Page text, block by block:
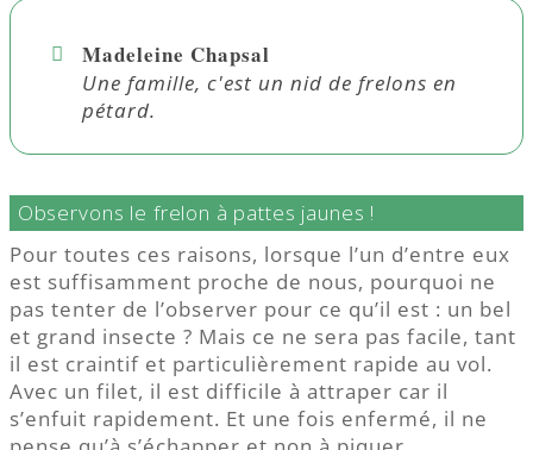
Madeleine Chapsal
Une famille, c'est un nid de frelons en
pétard.
Observons le frelon à pattes jaunes !
Pour toutes ces raisons, lorsque l’un d’entre eux
est suffisamment proche de nous, pourquoi ne
pas tenter de l’observer pour ce qu’il est : un bel
et grand insecte ? Mais ce ne sera pas facile, tant
il est craintif et particulièrement rapide au vol.
Avec un filet, il est difficile à attraper car il
s’enfuit rapidement. Et une fois enfermé, il ne